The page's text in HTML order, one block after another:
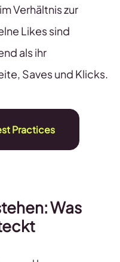
Verhältnis zur
Likes sind
als ihr
Saves und Klicks.
Practices
Was